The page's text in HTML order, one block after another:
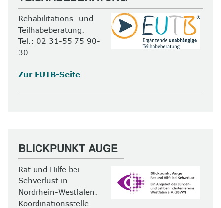
Rehabilitations- und
Teilhabeberatung.
Tel.: 02 31-55 75 90-
30
Zur EUTB-Seite
BLICKPUNKT AUGE
Rat und Hilfe bei
Sehverlust in
Nordrhein-Westfalen.
Koordinationsstelle